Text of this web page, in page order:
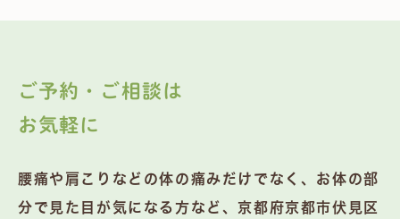
ご予約・ご相談は
お気軽に
腰痛や肩こりなどの体の痛みだけでなく、お体の部
分で見た目が気になる方など、京都府京都市伏見区